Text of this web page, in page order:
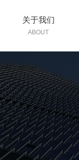
关于我们
ABOUT